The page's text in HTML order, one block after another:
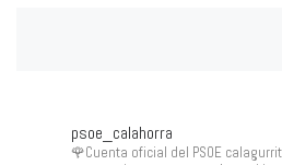
psoe_calahorra
🌹Cuenta oficial del PSOE